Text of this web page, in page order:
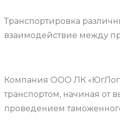
Транспортировка
взаимодействие между
Компания ООО ЛК
транспортом, начиная от
проведением